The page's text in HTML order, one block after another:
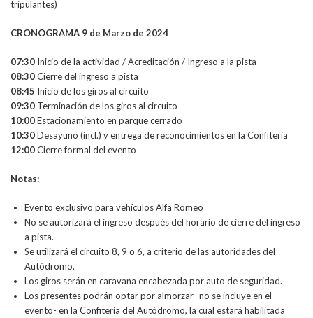
tripulantes)
CRONOGRAMA 9 de Marzo de 2024
07:30 Inicio de la actividad / Acreditación / Ingreso a la pista
08:30Cierre del ingreso a pista
08:45 Inicio de los giros al circuito
09:30 Terminación de los giros al circuito
10:00Estacionamiento en parque cerrado
10:30Desayuno (incl.) y entrega de reconocimientos en la Confiteria
12:00Cierre formal del evento
Notas:
Evento exclusivo para vehículos Alfa Romeo
No se autorizará el ingreso después del horario de cierre del ingreso
a pista.
Se utilizará el circuito 8, 9 o 6, a criterio de las autoridades del
Autódromo.
Los giros serán en caravana encabezada por auto de seguridad.
Los presentes podrán optar por almorzar -no se incluye en el
evento- en la Confitería del Autódromo, la cual estará habilitada